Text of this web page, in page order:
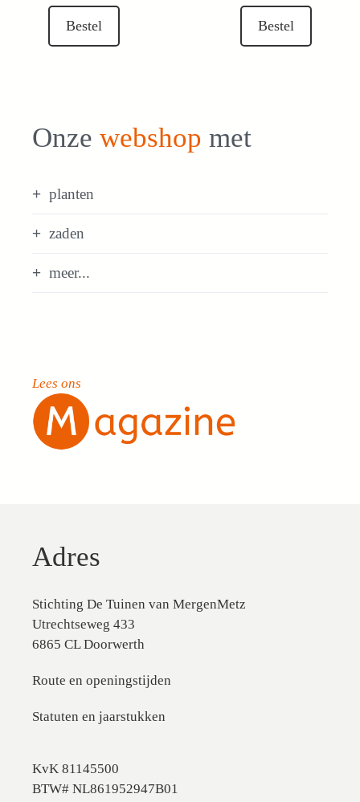
Bestel
was:
Bestel
Onze webshop met
planten
zaden
meer...
Lees ons
Adres
Stichting De Tuinen van MergenMetz
Utrechtseweg 433
6865 CL Doorwerth
Route en openingstijden
Statuten en jaarstukken
KvK 81145500
BTW# NL861952947B01